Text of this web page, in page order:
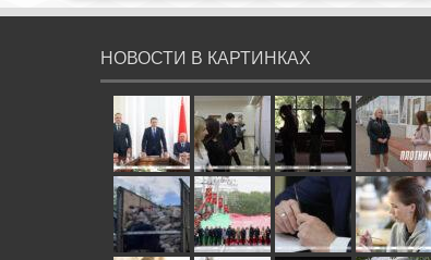
НОВОСТИ В КАРТИНКАХ